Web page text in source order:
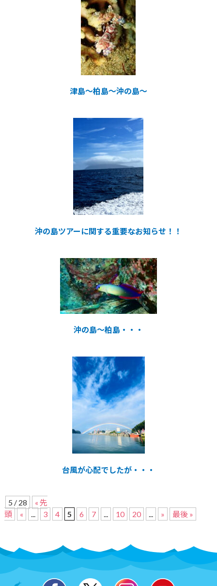
津島～柏島～沖の島～
沖の島ツアーに関する重要なお知らせ！！
沖の島～柏島・・・
台風が心配でしたが・・・
5 / 28
« 先
頭
« 3 4 5 6 7 10 20 » 最後 »